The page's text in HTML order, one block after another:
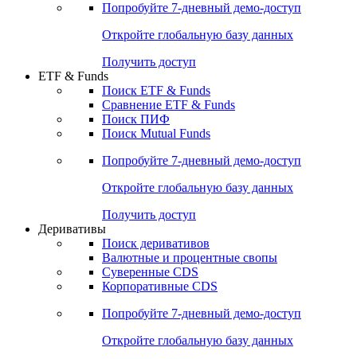
Попробуйте 7-дневный демо-доступ
Откройте глобальную базу данных
Получить доступ
ETF & Funds
Поиск ETF & Funds
Сравнение ETF & Funds
Поиск ПИФ
Поиск Mutual Funds
Попробуйте 7-дневный демо-доступ
Откройте глобальную базу данных
Получить доступ
Деривативы
Поиск деривативов
Валютные и процентные свопы
Суверенные CDS
Корпоративные CDS
Попробуйте 7-дневный демо-доступ
Откройте глобальную базу данных